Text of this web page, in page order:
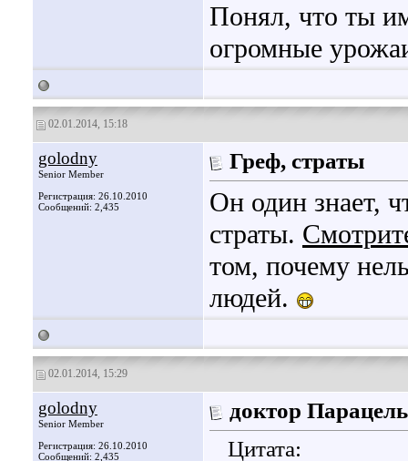
Понял, что ты
огромные
02.01.2014, 15:18
golodny
Senior Member
Регистрация: 26.10.2010
Сообщений: 2,435
Греф, страты
Он один знает,
страты.
том, почему
людей.
02.01.2014, 15:29
golodny
Senior Member
Регистрация: 26.10.2010
Сообщений: 2,435
доктор
Цитата: